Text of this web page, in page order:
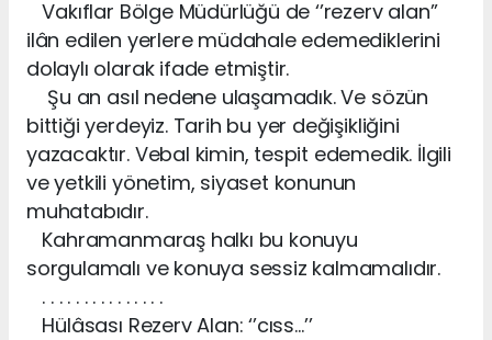
Vakıflar Bölge Müdürlüğü de ‘’rezerv alan’’
ilân edilen yerlere müdahale edemediklerini
dolaylı olarak ifade etmiştir.
Şu an asıl nedene ulaşamadık. Ve sözün
bittiği yerdeyiz. Tarih bu yer değişikliğini
yazacaktır. Vebal kimin, tespit edemedik. İlgili
ve yetkili yönetim, siyaset konunun
muhatabıdır.
Kahramanmaraş halkı bu konuyu
sorgulamalı ve konuya sessiz kalmamalıdır.
. . . . . . . . . . . . . . .
Hülâsası Rezerv Alan: ‘’cıss…’’